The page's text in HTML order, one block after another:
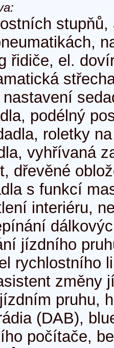
řidiče, el.
podélný
roletky
vyhřívaná
dřevěné
s funkcí
interiéru,
jízdního
rychlostního
změny
pruhu,
(DAB),
počítače,